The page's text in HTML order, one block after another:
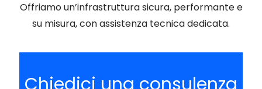
Offriamo un’infrastruttura sicura, performante e
su misura, con assistenza tecnica dedicata.